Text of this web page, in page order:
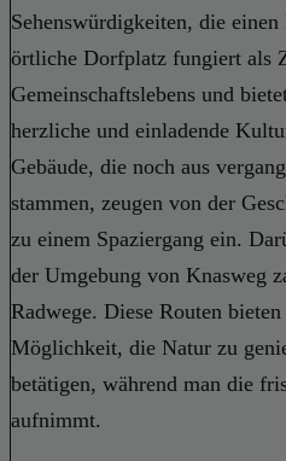
Sehenswürdigkeiten, die
örtliche Dorfplatz fungiert als
Gemeinschaftslebens und
herzliche und einladende
Gebäude, die noch aus
stammen, zeugen von der
zu einem Spaziergang ein.
der Umgebung von Knasweg
Radwege. Diese Routen
Möglichkeit, die Natur zu
betätigen, während man die
aufnimmt.